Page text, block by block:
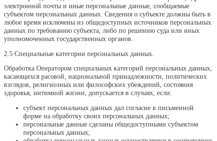
электронной почты и иные персональные данные, сообщаемые
субъектом персональных данных. Сведения о субъекте должны быть в
любое время исключены из общедоступных источников персональных
данных по требованию субъекта, либо по решению суда или иных
уполномоченных государственных органов.
2.5 Специальные категории персональных данных.
Обработка Оператором специальных категорий персональных данных,
касающихся расовой, национальной принадлежности, политических
взглядов, религиозных или философских убеждений, состояния
здоровья, интимной жизни, допускается в случаях, если:
субъект персональных данных дал согласие в письменной
форме на обработку своих персональных данных;
персональные данные сделаны общедоступными субъектом
персональных данных;